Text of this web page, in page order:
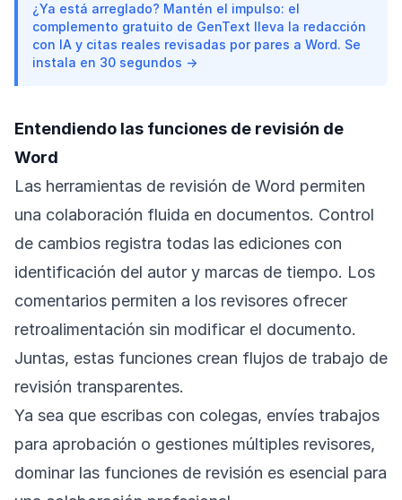
¿Ya está arreglado? Mantén el impulso: el
complemento gratuito de GenText lleva la redacción
con IA y citas reales revisadas por pares a Word. Se
instala en 30 segundos →
Entendiendo las funciones de revisión de
Word
Las herramientas de revisión de Word permiten
una colaboración fluida en documentos. Control
de cambios registra todas las ediciones con
identificación del autor y marcas de tiempo. Los
comentarios permiten a los revisores ofrecer
retroalimentación sin modificar el documento.
Juntas, estas funciones crean flujos de trabajo de
revisión transparentes.
Ya sea que escribas con colegas, envíes trabajos
para aprobación o gestiones múltiples revisores,
dominar las funciones de revisión es esencial para